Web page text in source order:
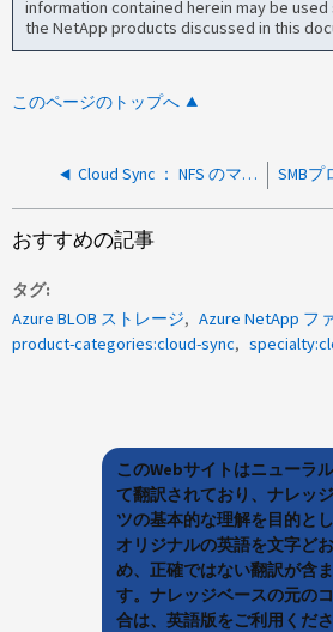
information contained herein may be
the NetApp products discussed in this
このページのトップへ
Cloud Sync ： NFS のマウントに失敗しました。エラー： mount.nfs ：マウント中にサーバでアクセスが拒否されました
おすすめの記事
タグ
Azure BLOB ストレージ
Azure NetApp フ
product-categories:cloud-sync
このWebサイトはニューラ
て翻訳されており、ナレッ
ツの基本的な理解を目的と
オリジナルの英語を文字ど
め、正確ではない翻訳が含
す。ナレッジベースの元の
合は、英語版をご利用くだ